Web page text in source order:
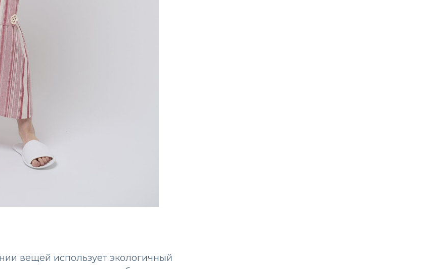
вещей использует экологичный